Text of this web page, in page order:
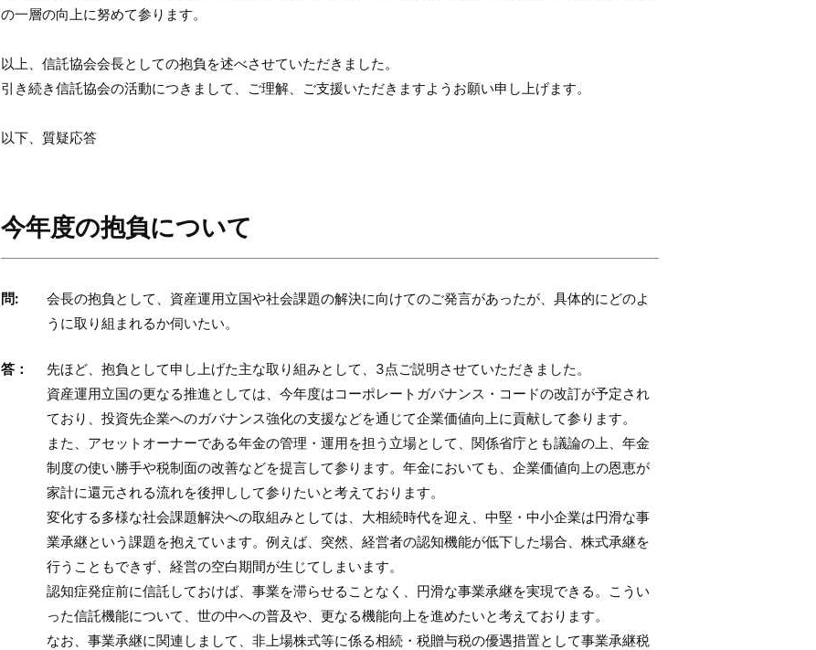
の一層の向上に努めて参ります。
以上、信託協会会長としての抱負を述べさせていただきました。
引き続き信託協会の活動につきまして、ご理解、ご支援いただきますようお願い申し上げます。
以下、質疑応答
今年度の抱負について
問:
会長の抱負として、資産運用立国や社会課題の解決に向けてのご発言があったが、具体的にどのよ
うに取り組まれるか伺いたい。
答：
先ほど、抱負として申し上げた主な取り組みとして、3点ご説明させていただきました。
資産運用立国の更なる推進としては、今年度はコーポレートガバナンス・コードの改訂が予定され
ており、投資先企業へのガバナンス強化の支援などを通じて企業価値向上に貢献して参ります。
また、アセットオーナーである年金の管理・運用を担う立場として、関係省庁とも議論の上、年金
制度の使い勝手や税制面の改善などを提言して参ります。年金においても、企業価値向上の恩恵が
家計に還元される流れを後押しして参りたいと考えております。
変化する多様な社会課題解決への取組みとしては、大相続時代を迎え、中堅・中小企業は円滑な事
業承継という課題を抱えています。例えば、突然、経営者の認知機能が低下した場合、株式承継を
行うこともできず、経営の空白期間が生じてしまいます。
認知症発症前に信託しておけば、事業を滞らせることなく、円滑な事業承継を実現できる。こうい
った信託機能について、世の中への普及や、更なる機能向上を進めたいと考えております。
なお、事業承継に関連しまして、非上場株式等に係る相続・税贈与税の優遇措置として事業承継税